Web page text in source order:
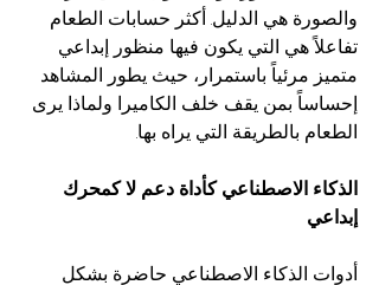
والصورة هي الدليل. أكثر حسابات الطعام
تفاعلاً هي التي يكون فيها منظور إبداعي
متميز مرئياً باستمرار، حيث يطور المشاهد
إحساساً بمن يقف خلف الكاميرا ولماذا يرى
الطعام بالطريقة التي يراه بها.
الذكاء الاصطناعي كأداة دعم لا كمحرك
إبداعي
أدوات الذكاء الاصطناعي حاضرة بشكل